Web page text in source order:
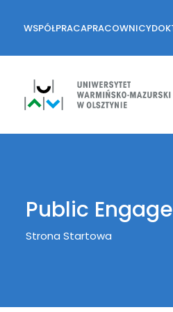
WSPÓŁPRACAPRACOWNICY
Public
Breadcrumb
Strona Startowa